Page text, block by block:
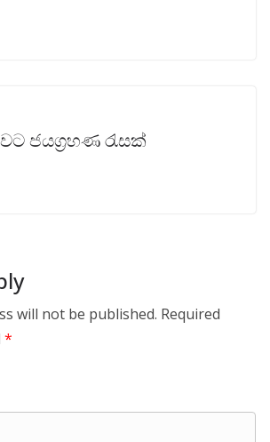
ජයග්‍රහණ රැසක්
will not be published. Required
*